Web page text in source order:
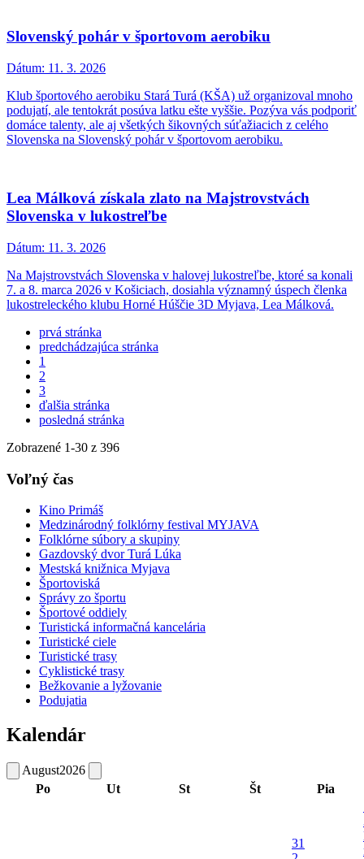
Slovenský pohár v športovom aerobiku
Dátum: 11. 3. 2026
Klub športového aerobiku Stará Turá (KŠA) už organizoval mnoho
podujatí, ale tentokrát posúva latku ešte vyššie. Pozýva vás podporiť
domáce talenty, ale aj všetkých šikovných súťažiacich z celého
Slovenska na Slovenský pohár v športovom aerobiku.
Lea Málková získala zlato na Majstrovstvách
Slovenska v lukostreľbe
Dátum: 11. 3. 2026
Na Majstrovstvách Slovenska v halovej lukostreľbe, ktoré sa konali
7. a 8. marca 2026 v Košiciach, dosiahla významný úspech členka
lukostreleckého klubu Horné Húščie 3D Myjava, Lea Málková.
prvá stránka
predchádzajúca stránka
1
2
3
ďalšia stránka
posledná stránka
Zobrazené 1-30 z 396
Voľný čas
Kino Primáš
Medzinárodný folklórny festival MYJAVA
Folklórne súbory a skupiny
Gazdovský dvor Turá Lúka
Mestská knižnica Myjava
Športoviská
Správy zo športu
Športové oddiely
Turistická informačná kancelária
Turistické ciele
Turistické trasy
Cyklistické trasy
Bežkovanie a lyžovanie
Podujatia
Kalendár
August2026
Po
Ut St Št Pia
31